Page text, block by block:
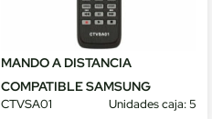
MANDO A DISTANCIA
COMPATIBLE SAMSUNG
CTVSA01 Unidades caja: 5